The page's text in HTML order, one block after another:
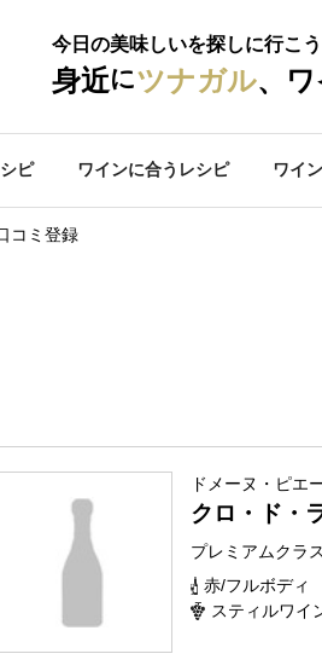
今日の美味しいを探しに行こう
身近にツナガル、
ピ ワインに合うレシピ ワイ
コミ登録
ドメーヌ・ピエ
クロ・ド・
プレミアムクラス
赤/フルボディ
スティルワイ